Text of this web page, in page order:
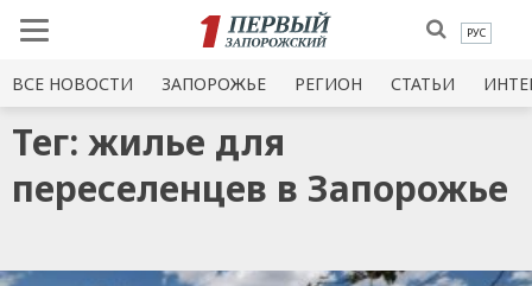
РУС
ВСЕ НОВОСТИ ЗАПОРОЖЬЕ РЕГИОН СТАТЬИ
Тег: жилье для
переселенцев в Запорожье